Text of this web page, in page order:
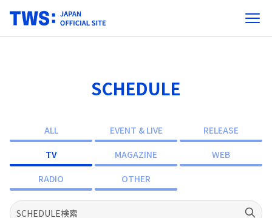
SCHEDULE
ALL EVENT & LIVE
RELEASE
TV
MAGAZINE
WEB
RADIO
OTHER